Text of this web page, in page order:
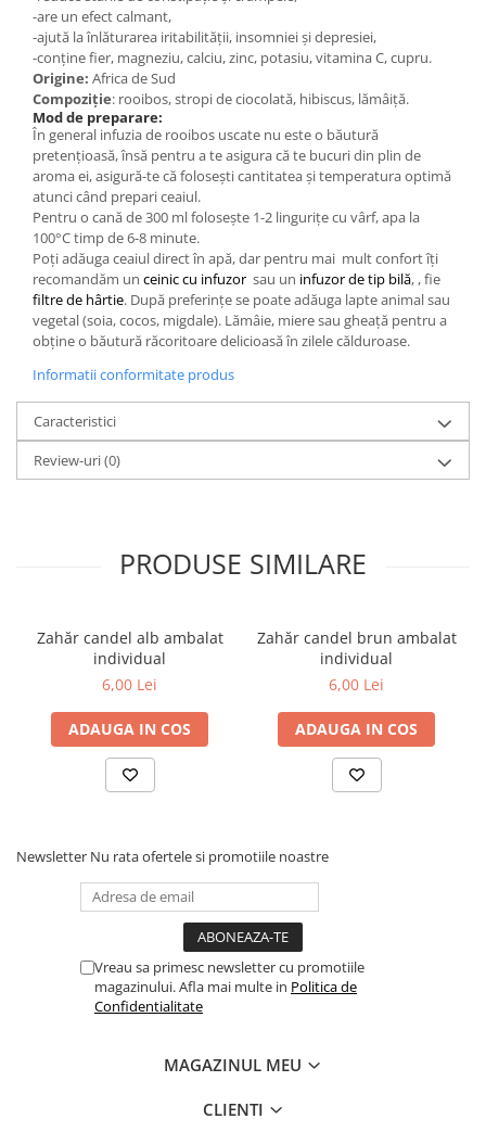
-are un efect calmant,
-ajută la înlăturarea iritabilității, insomniei și depresiei,
-conține fier, magneziu, calciu, zinc, potasiu, vitamina C, cupru.
Origine: Africa de Sud
Compoziție: rooibos, stropi de ciocolată, hibiscus, lămâiță.
Mod de preparare:
În general infuzia de rooibos uscate nu este o băutură
pretențioasă, însă pentru a te asigura că te bucuri din plin de
aroma ei, asigură-te că folosești cantitatea și temperatura optimă
atunci când prepari ceaiul.
Pentru o cană de 300 ml folosește 1-2 lingurițe cu vârf, apa la
100°C timp de 6-8 minute.
Poți adăuga ceaiul direct în apă, dar pentru mai mult confort îți
recomandăm un ceinic cu infuzor sau un infuzor de tip bilă, , fie
filtre de hârtie. După preferințe se poate adăuga lapte animal sau
vegetal (soia, cocos, migdale). Lămâie, miere sau gheață pentru a
obține o băutură răcoritoare delicioasă în zilele călduroase.
Informatii conformitate produs
Caracteristici
Review-uri(0)
PRODUSE SIMILARE
Zahăr candel alb ambalat
individual
6,00 Lei
ADAUGA IN COS
Zahăr candel brun ambalat
individual
6,00 Lei
ADAUGA IN COS
Newsletter Nu rata ofertele si promotiile noastre
Vreau sa primesc newsletter cu promotiile
magazinului. Afla mai multe in Politica de
Confidentialitate
MAGAZINUL MEU
CLIENTI